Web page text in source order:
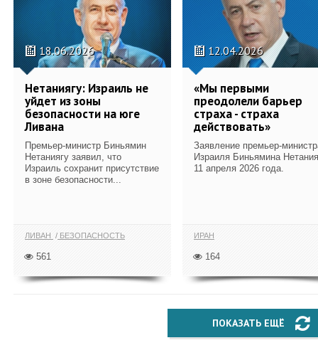
18.06.2026
Нетаниягу: Израиль не
уйдет из зоны
безопасности на юге
Ливана
Премьер-министр Биньямин
Нетаниягу заявил, что
Израиль сохранит присутствие
в зоне безопасности...
ЛИВАН БЕЗОПАСНОСТЬ
561
12.04.2026
«Мы первыми
преодолели барьер
страха - страха
действовать»
Заявление премьер-
Израиля Биньямина
11 апреля 2026 года.
ИРАН
164
ПОКАЗАТЬ ЕЩЁ